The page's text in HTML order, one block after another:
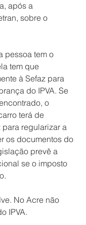
após a
sobre o
pessoa tem o
tem que
à Sefaz para
do IPVA. Se
o
terá de
regularizar a
os documentos do
prevê a
se o imposto
No Acre não
IPVA.